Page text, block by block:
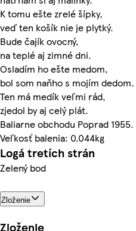
K tomu ešte zrelé šípky,
veď ten košík nie je plytký.
Bude čajík ovocný,
na teplé aj zimné dni.
Osladím ho ešte medom,
bol som naňho s mojím dedom.
Ten má medík veľmi rád,
zjedol by aj celý plát.
Baliarne obchodu Poprad 1955.
Veľkosť balenia: 0.044kg
Logá tretích strán
Zelený bod
Zloženie
Zloženie